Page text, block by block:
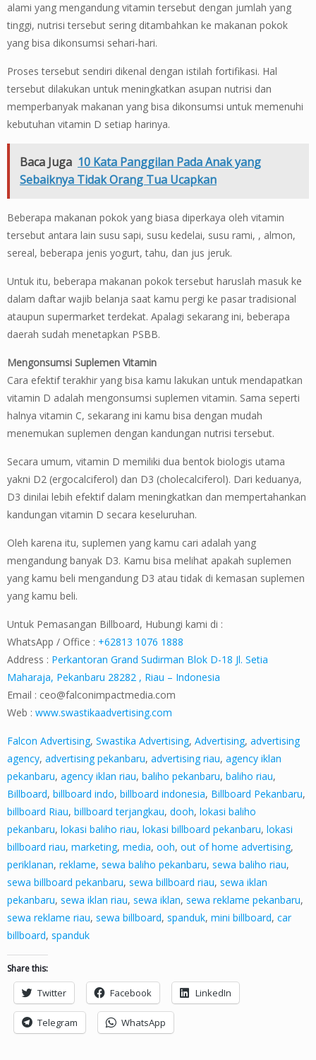
alami yang mengandung vitamin tersebut dengan jumlah yang
tinggi, nutrisi tersebut sering ditambahkan ke makanan pokok
yang bisa dikonsumsi sehari-hari.
Proses tersebut sendiri dikenal dengan istilah fortifikasi. Hal
tersebut dilakukan untuk meningkatkan asupan nutrisi dan
memperbanyak makanan yang bisa dikonsumsi untuk memenuhi
kebutuhan vitamin D setiap harinya.
Baca Juga 10 Kata Panggilan Pada Anak yang
Sebaiknya Tidak Orang Tua Ucapkan
Beberapa makanan pokok yang biasa diperkaya oleh vitamin
tersebut antara lain susu sapi, susu kedelai, susu rami, , almon,
sereal, beberapa jenis yogurt, tahu, dan jus jeruk.
Untuk itu, beberapa makanan pokok tersebut haruslah masuk ke
dalam daftar wajib belanja saat kamu pergi ke pasar tradisional
ataupun supermarket terdekat. Apalagi sekarang ini, beberapa
daerah sudah menetapkan PSBB.
Mengonsumsi Suplemen Vitamin
Cara efektif terakhir yang bisa kamu lakukan untuk mendapatkan
vitamin D adalah mengonsumsi suplemen vitamin. Sama seperti
halnya vitamin C, sekarang ini kamu bisa dengan mudah
menemukan suplemen dengan kandungan nutrisi tersebut.
Secara umum, vitamin D memiliki dua bentok biologis utama
yakni D2 (ergocalciferol) dan D3 (cholecalciferol). Dari keduanya,
D3 dinilai lebih efektif dalam meningkatkan dan mempertahankan
kandungan vitamin D secara keseluruhan.
Oleh karena itu, suplemen yang kamu cari adalah yang
mengandung banyak D3. Kamu bisa melihat apakah suplemen
yang kamu beli mengandung D3 atau tidak di kemasan suplemen
yang kamu beli.
Untuk Pemasangan Billboard, Hubungi kami di :
WhatsApp / Office : +62813 1076 1888
Address : Perkantoran Grand Sudirman Blok D-18 Jl. Setia
Maharaja, Pekanbaru 28282 , Riau – Indonesia
Email : ceo@falconimpactmedia.com
Web : www.swastikaadvertising.com
Falcon Advertising, Swastika Advertising, Advertising, advertising
agency, advertising pekanbaru, advertising riau, agency iklan
pekanbaru, agency iklan riau, baliho pekanbaru, baliho riau,
Billboard, billboard indo, billboard indonesia, Billboard Pekanbaru,
billboard Riau, billboard terjangkau, dooh, lokasi baliho
pekanbaru, lokasi baliho riau, lokasi billboard pekanbaru, lokasi
billboard riau, marketing, media, ooh, out of home advertising,
periklanan, reklame, sewa baliho pekanbaru, sewa baliho riau,
sewa billboard pekanbaru, sewa billboard riau, sewa iklan
pekanbaru, sewa iklan riau, sewa iklan, sewa reklame pekanbaru,
sewa reklame riau, sewa billboard, spanduk, mini billboard, car
billboard, spanduk
Share this:
Twitter Facebook LinkedIn
Telegram WhatsApp